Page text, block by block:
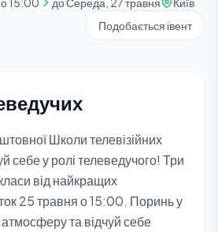
Подобається івент
Школи телевізійних
себе у ролі телеведучого! Три
від найкращих
25 травня о 15:00. Поринь у
та відчуй себе